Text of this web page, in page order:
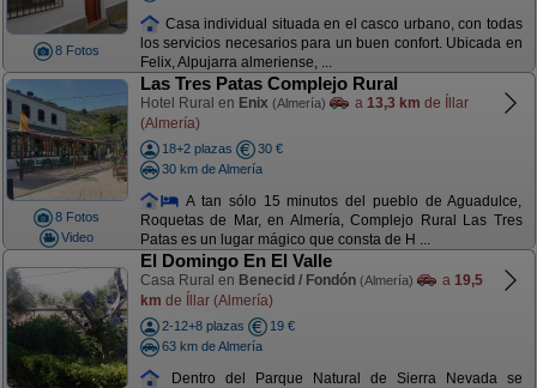
8 Fotos
Casa individual situada en el casco urbano, con todas
los servicios necesarios para un buen confort. Ubicada en
Felix, Alpujarra almeriense, ...
8 Fotos
Video
Las Tres Patas Complejo Rural
Hotel Rural en Enix (Almería) a 13,3 km de Íllar
(Almería)
18+2 plazas
30 €
30 km de Almería
A tan sólo 15 minutos del pueblo de Aguadulce,
Roquetas de Mar, en Almería, Complejo Rural Las Tres
Patas es un lugar mágico que consta de H ...
El Domingo En El Valle
Casa Rural en Benecid / Fondón (Almería) a 19,5
km de Íllar (Almería)
2-12+8 plazas
19 €
63 km de Almería
Dentro del Parque Natural de Sierra Nevada se